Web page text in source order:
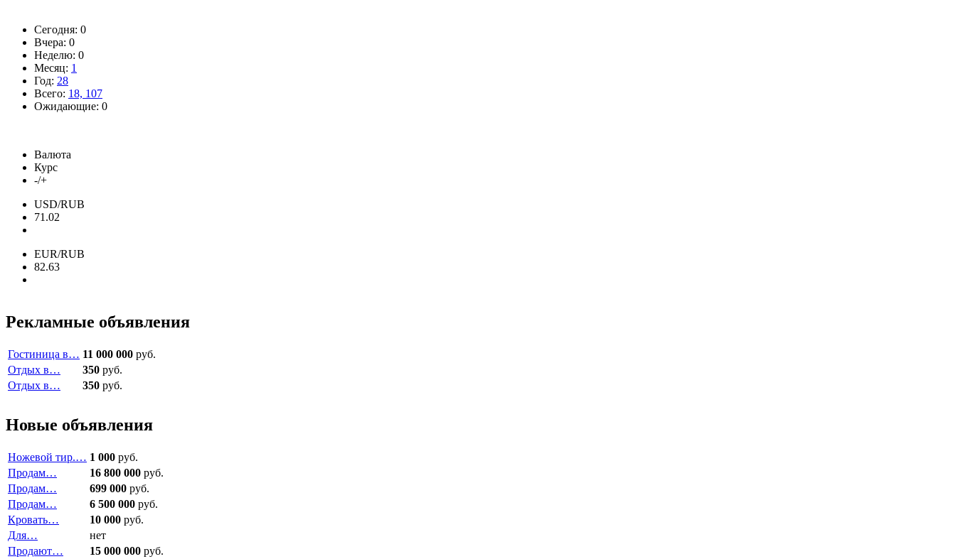
Сегодня: 0
Вчера: 0
Неделю: 0
Месяц: 1
Год: 28
Всего: 18, 107
Ожидающие: 0
Валюта
Курс
-/+
USD/RUB
71.02
EUR/RUB
82.63
Рекламные объявления
Гостиница в… 11 000 000 руб.
Отдых в…
350 руб.
Отдых в…
350 руб.
Новые объявления
Ножевой тир.… 1 000 руб.
Продам…
16 800 000 руб.
Продам…
699 000 руб.
Продам…
6 500 000 руб.
Кровать…
10 000 руб.
Для…
нет
Продают…
15 000 000 руб.